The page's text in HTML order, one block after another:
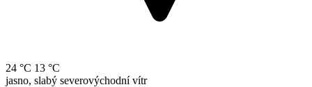
24 °C 13 °C
jasno, slabý severovýchodní vítr